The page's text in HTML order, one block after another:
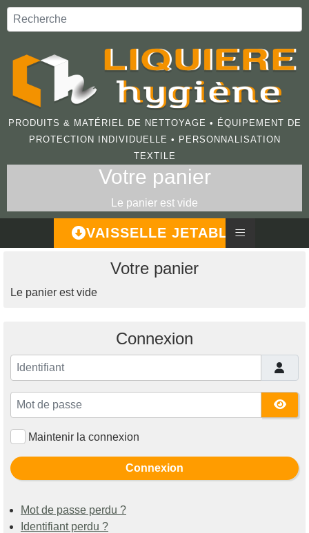
PRODUITS & MATÉRIEL DE NETTOYAGE • ÉQUIPEMENT DE
PROTECTION INDIVIDUELLE • PERSONNALISATION
TEXTILE
Votre panier
Le panier est vide
VAISSELLE JETABLE≡
Votre panier
Le panier est vide
Connexion
Identifiant
Mot de passe
Maintenir la connexion
Connexion
Mot de passe perdu ?
Identifiant perdu ?